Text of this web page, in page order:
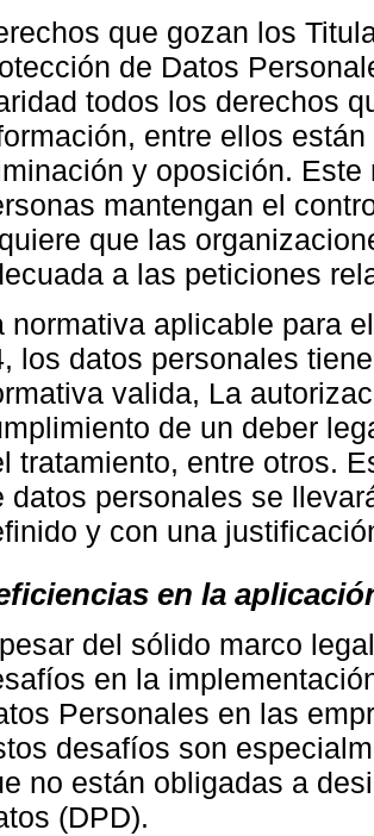
que gozan los
de Datos
todos los derechos
entre ellos
y oposición.
mantengan el
que las
a las peticiones
normativa aplicable para
los datos personales
valida, La
de un deber
tratamiento, entre otros.
datos personales se
y con una
en la
del sólido marco
en la
Personales en las
desafíos son
no están obligadas a
(DPD).